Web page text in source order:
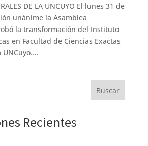
DE LA UNCUYO El lunes 31 de
unánime la Asamblea
la transformación del Instituto
en Facultad de Ciencias Exactas
Buscar
Recientes